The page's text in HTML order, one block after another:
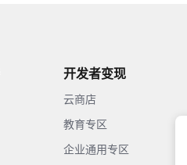
开发者变现
云商店
教育专区
企业通用专区